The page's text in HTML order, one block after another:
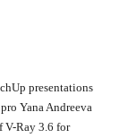
presentations
Yana Andreeva
V-Ray 3.6 for